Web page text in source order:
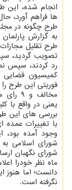
انجام شده، این
ها فراهم آورد،
طرح چگونه در
به گزارش
تصویب گردید،
كمیسیون قضایی
مخالف
یعنی در واقع با
بررسی های این
با تغییرات
شورای اسلامی
ماه نظر خودرا
دانست؛ اما هنوز
نگرفته است.